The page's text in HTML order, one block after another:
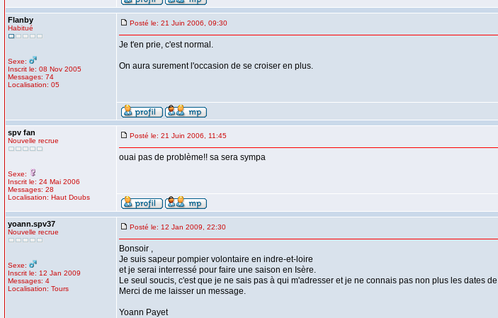
Flanby
Habitué
Sexe:
Inscrit le: 08 Nov 2005
Messages: 74
Localisation: 05
Posté le: 21 Juin 2006, 09:30
Je t'en prie, c'est normal.
On aura surement l'occasion de se croiser en plus.
spv fan
Nouvelle recrue
Sexe:
Inscrit le: 24 Mai 2006
Messages: 28
Localisation: Haut Doubs
Posté le: 21 Juin 2006, 11:45
ouai pas de problème!! sa sera sympa
yoann.spv37
Nouvelle recrue
Sexe:
Inscrit le: 12 Jan 2009
Messages: 4
Localisation: Tours
Posté le: 12 Jan 2009, 22:30
Bonsoir ,
Je suis sapeur pompier volontaire en indre-et-loire
et je serai interressé pour faire une saison en Isère.
Le seul soucis, c'est que je ne sais pas à qui m'adresser et je ne connais pas non plus les dates
Merci de me laisser un message.
Yoann Payet